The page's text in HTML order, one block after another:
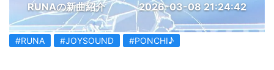
RUNAの新曲紹介 2026-03-08 21:24:42
#RUNA #JOYSOUND #PONCHI♪